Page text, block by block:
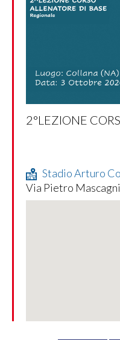
2°LEZIONE
Stadio Arturo
Via Pietro